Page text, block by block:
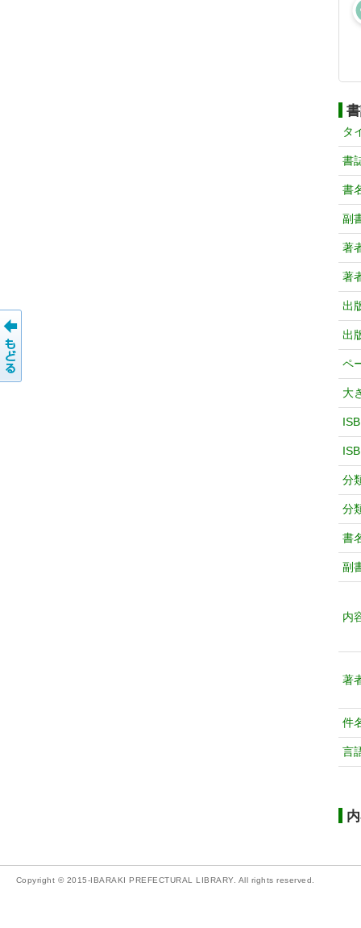
タ
書
書
副
著
著
出
出
ペ
大
分
分
書
副
内
著
件
言
Copyright © 2015-IBARAKI PREFECTURAL LIBRARY. All rights reserved.